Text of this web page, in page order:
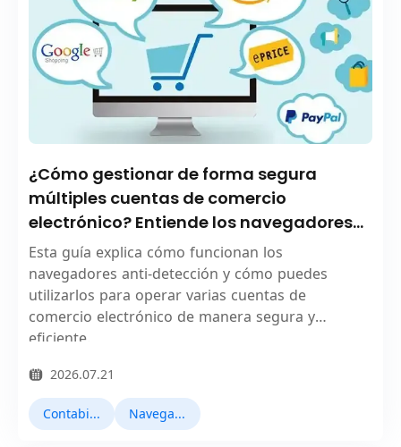
¿Cómo gestionar de forma segura
múltiples cuentas de comercio
electrónico? Entiende los navegadores
anti-detección en una sola lectura
Esta guía explica cómo funcionan los
navegadores anti-detección y cómo puedes
utilizarlos para operar varias cuentas de
comercio electrónico de manera segura y
eficiente.
2026.07.21
Contabilidad múltiple Navegadores antidetect